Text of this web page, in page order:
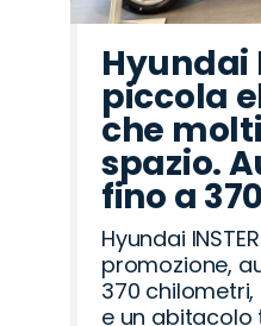
Hyundai
piccola
che
spazio.
fino a
Hyundai
promozione,
370
e un